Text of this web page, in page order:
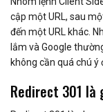
cập một URL, sau
đến một URL khác.
lắm và Google
không cần quá chú ý
Redirect 301 là